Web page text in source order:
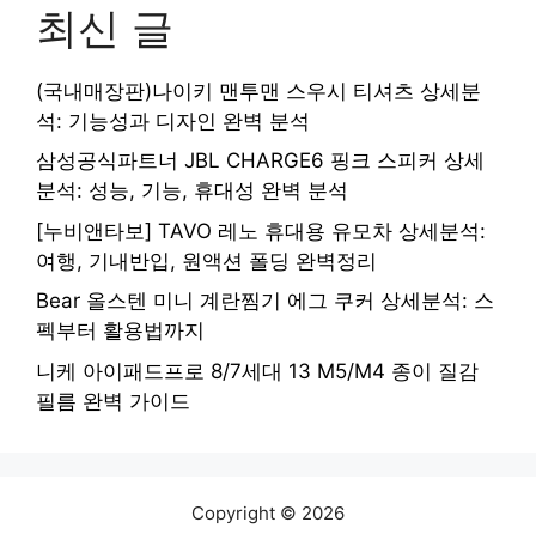
최신 글
(국내매장판)나이키 맨투맨 스우시 티셔츠 상세분
석: 기능성과 디자인 완벽 분석
삼성공식파트너 JBL CHARGE6 핑크 스피커 상세
분석: 성능, 기능, 휴대성 완벽 분석
[누비앤타보] TAVO 레노 휴대용 유모차 상세분석:
여행, 기내반입, 원액션 폴딩 완벽정리
Bear 올스텐 미니 계란찜기 에그 쿠커 상세분석: 스
펙부터 활용법까지
니케 아이패드프로 8/7세대 13 M5/M4 종이 질감
필름 완벽 가이드
Copyright © 2026